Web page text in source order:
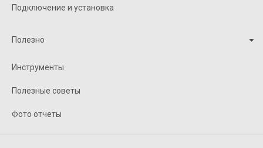
Подключение и установка
Полезно
Инструменты
Полезные советы
Фото отчеты